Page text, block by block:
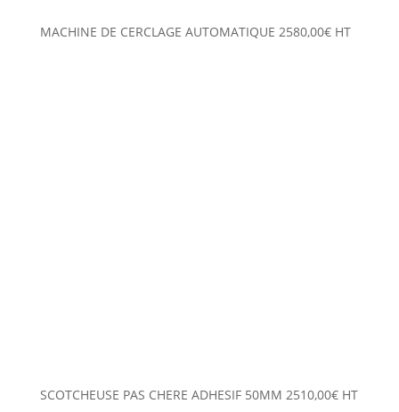
MACHINE DE CERCLAGE AUTOMATIQUE 2580,00€ HT
SCOTCHEUSE PAS CHERE ADHESIF 50MM 2510,00€ HT